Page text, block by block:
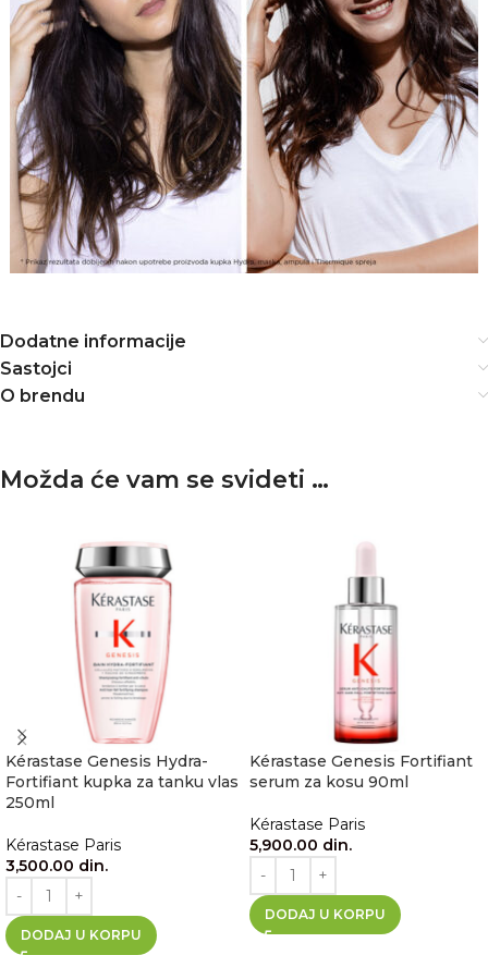
Dodatne informacije
Sastojci
O brendu
Možda će vam se svideti …
Kérastase Genesis Hydra-
Fortifiant kupka za tanku vlas
250ml
Kérastase Paris
3,500.00 din.
DODAJ U KORPU
Kérastase Genesis Fortifiant
serum za kosu 90ml
Kérastase Paris
5,900.00 din.
DODAJ U KORPU